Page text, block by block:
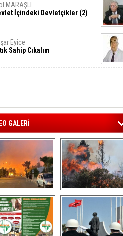
MARAŞLI
İçindeki Devletçikler (2)
Eyice
Sahip Cıkalım
GALERİ
‘da  otluk
alanda çıkan
yangın evlere
sıçramadan
söndürüldü
Aliağa'nın Ciğerleri